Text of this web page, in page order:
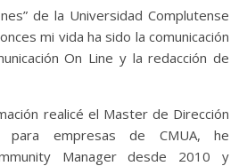
de la Universidad Complutense
mi vida ha sido la comunicación
On Line y la redacción de
realicé el Master de Dirección
para empresas de CMUA, he
Manager desde 2010 y